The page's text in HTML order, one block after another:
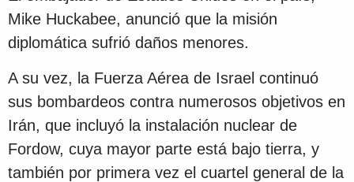
Mike Huckabee, anunció que la misión
diplomática sufrió daños menores.
A su vez, la Fuerza Aérea de Israel continuó
sus bombardeos contra numerosos objetivos en
Irán, que incluyó la instalación nuclear de
Fordow, cuya mayor parte está bajo tierra, y
también por primera vez el cuartel general de la